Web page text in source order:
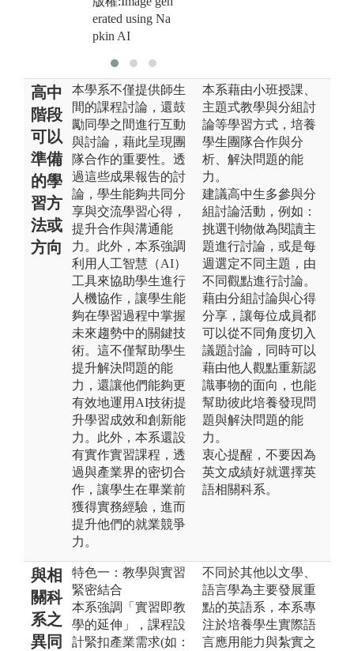
erated using Na
pkin AI
高中
階段
可以
準備
的學
習方
法或
方向
本學系不僅提供師生
間的課程討論，還鼓
勵同學之間進行互動
與討論，藉此呈現團
隊合作的重要性。透
過這些成果報告的討
論，學生能夠共同分
享與交流學習心得，
提升合作與溝通能
力。此外，本系強調
利用人工智慧（AI）
工具來協助學生進行
人機協作，讓學生能
夠在學習過程中掌握
未來趨勢中的關鍵技
術。這不僅幫助學生
提升解決問題的能
力，還讓他們能夠更
有效地運用AI技術提
升學習成效和創新能
力。此外，本系還設
有實作實習課程，透
過與產業界的密切合
作，讓學生在畢業前
獲得實務經驗，進而
提升他們的就業競爭
力。
本系藉由小班授課、
主題式教學與分組討
論等學習方式，培養
學生團隊合作與分
析、解決問題的能
力。
建議高中生多參與分
組討論活動，例如：
挑選刊物做為閱讀主
題進行討論，或是每
週選定不同主題，由
不同觀點進行討論。
藉由分組討論與心得
分享，讓每位成員都
可以從不同角度切入
議題討論，同時可以
藉由他人觀點重新認
識事物的面向，也能
幫助彼此培養發現問
題與解決問題的能
力。
衷心提醒，不要因為
英文成績好就選擇英
語相關科系。
與相
關科
系之
異同
特色一：教學與實習
緊密結合
本系強調「實習即教
學的延伸」，課程設
計緊扣產業需求(如：
不同於其他以文學、
語言學為主要發展重
點的英語系，本系專
注於培養學生實際語
言應用能力與紮實之